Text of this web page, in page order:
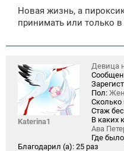
б
щ
е
и
Новая жизнь, а
принимать или только
Katerina1
Девица
Пол:
Стаж
В каких
Ава
Где
Благодарил (а): 25 раз